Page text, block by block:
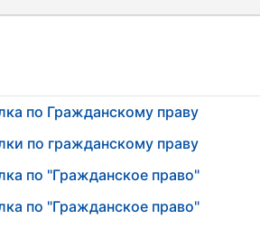
по Гражданскому праву
по гражданскому праву
по "Гражданское право"
по "Гражданское право"